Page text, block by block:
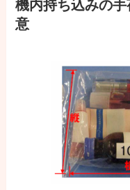
機内持ち込みの
意